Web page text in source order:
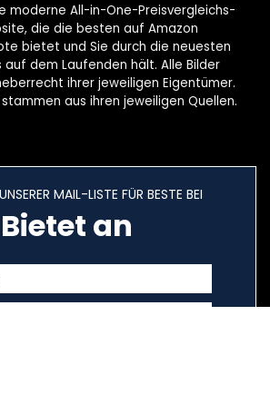
moderne All-in-One-Preisvergleichs-
die die besten auf Amazon
bietet und Sie durch die neuesten
dem Laufenden hält. Alle Bilder
ihrer jeweiligen Eigentümer.
aus ihren jeweiligen Quellen.
MAIL-LISTE FÜR BESTE BEI
Bietet an